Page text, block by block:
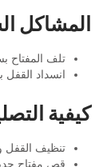
المشاكل
تلف المفتاح
انسداد القفل
كيفية
تنظيف القفل
قص مفتاح